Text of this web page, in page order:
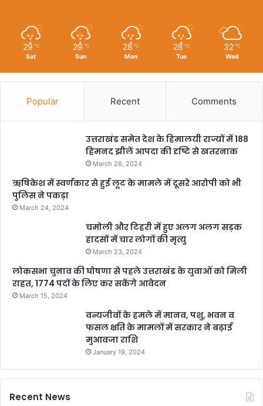
29 ℃
Sat
29 ℃
Sun
28 ℃
Mon
28 ℃
Tue
32 ℃
Wed
Popular Recent Comments
उत्तराखंड समेत देश के हिमालयी राज्यों में 188
हिमनद झीलें आपदा की दृष्टि से खतरनाक
March 26, 2024
ऋषिकेश में स्वर्णकार से हुई लूट के मामले में दूसरे आरोपी को भी
पुलिस ने पकड़ा
March 24, 2024
चमोली और टिहरी में हुए अलग अलग सड़क
हादसों में चार लोगों की मृत्यु
March 23, 2024
लोकसभा चुनाव की घोषणा से पहले उत्तराखंड के युवाओं को मिली
राहत, 1774 पदों के लिए कर सकेंगे आवेदन
March 15, 2024
वन्यजीवों के हमले में मानव, पशु, भवन व
फसल क्षति के मामलों में सरकार ने बढ़ाई
मुआवजा राशि
January 19, 2024
Recent News